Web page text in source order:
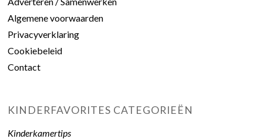
Algemene voorwaarden
Privacyverklaring
Cookiebeleid
Contact
KINDERFAVORITES CATEGORIEËN
Kinderkamertips